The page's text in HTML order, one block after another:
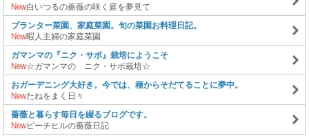
New白いつるの薔薇の咲く庭を夢見て
プランター菜園、家庭菜園。旬の菜園お料理日記。
New暇人主婦の家庭菜園
ガマンマの『ニク・サボ』栽培にようこそ
New☆ガマンマの ニク・サボ栽培☆
おガーデニング大好き。今では、種からそだてることに夢中。
Newたねをまく日々
薔薇と暮らす毎日を綴るブログです。
Newピーチヒルの薔薇日記